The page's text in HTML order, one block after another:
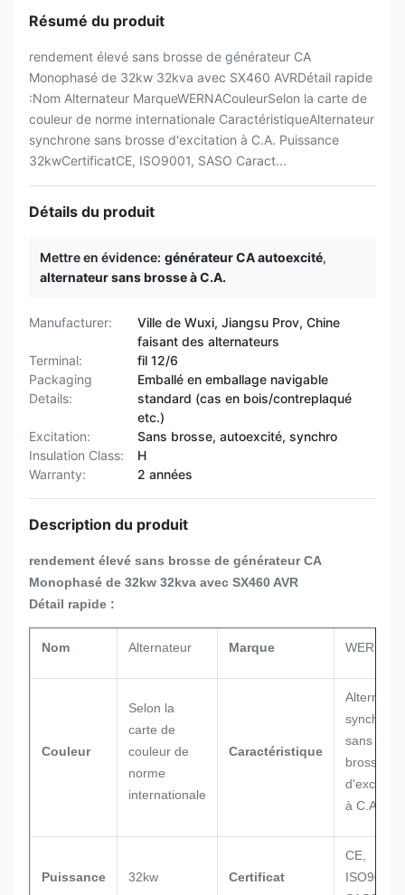
Résumé du produit
rendement élevé sans brosse de générateur CA
Monophasé de 32kw 32kva avec SX460 AVRDétail rapide
:Nom Alternateur MarqueWERNACouleurSelon la carte de
couleur de norme internationale CaractéristiqueAlternateur
synchrone sans brosse d'excitation à C.A. Puissance
32kwCertificatCE, ISO9001, SASO Caract...
Détails du produit
Mettre en évidence: générateur CA autoexcité,
alternateur sans brosse à C.A.
Manufacturer:
Ville de Wuxi, Jiangsu Prov, Chine
faisant des alternateurs
Terminal:
fil 12/6
Packaging
Details:
Emballé en emballage navigable
standard (cas en bois/contreplaqué
etc.)
Excitation:
Sans brosse, autoexcité, synchro
Insulation Class:
H
Warranty:
2 années
Description du produit
rendement élevé sans brosse de générateur CA
Monophasé de 32kw 32kva avec SX460 AVR
Détail rapide :
Nom Alternateur Marque WERNA
Couleur
Selon la
carte de
couleur de
norme
internationale
Caractéristique
synchrone
sans
brosse
à C.A.
Puissance 32kw Certificat
CE,
ISO9001,